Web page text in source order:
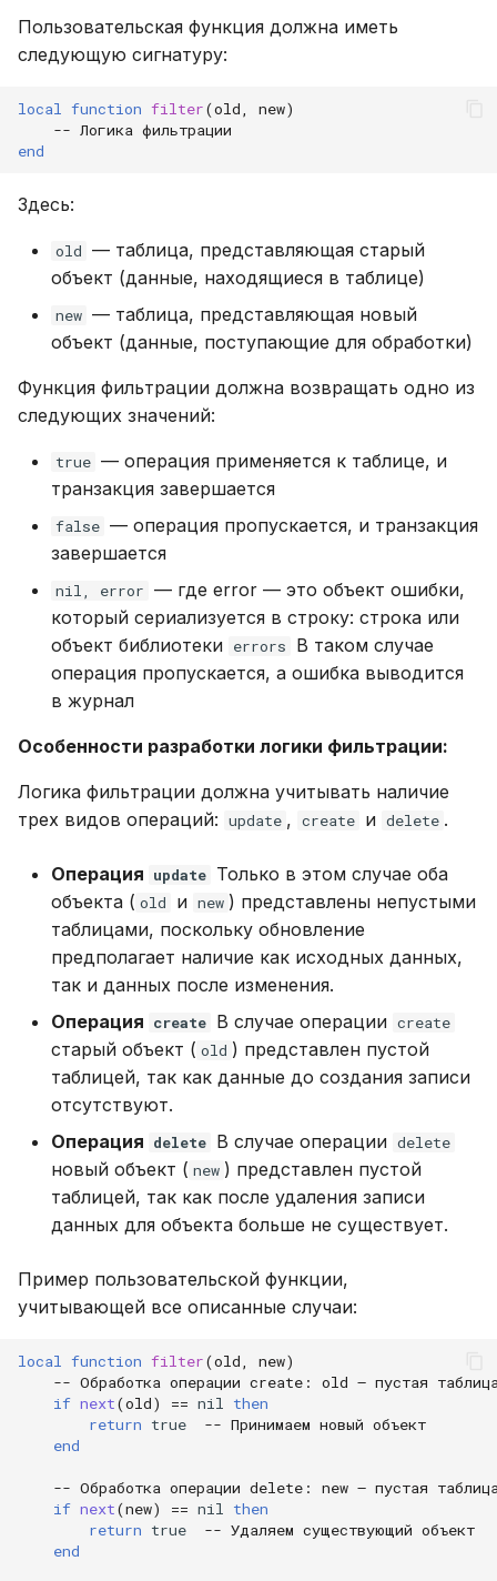
Пользовательская функция должна иметь
следующую сигнатуру:
local function filter(old, new)
-- Логика фильтрации
end
Здесь:
old — таблица, представляющая старый
объект (данные, находящиеся в таблице)
new — таблица, представляющая новый
объект (данные, поступающие для обработки)
Функция фильтрации должна возвращать одно из
следующих значений:
true — операция применяется к таблице, и
транзакция завершается
false — операция пропускается, и транзакция
завершается
nil, error — где error — это объект ошибки,
который сериализуется в строку: строка или
объект библиотеки errors
В таком случае
операция пропускается, а ошибка выводится
в журнал
Особенности разработки логики фильтрации:
Логика фильтрации должна учитывать наличие
трех видов операций: update , create и delete .
Операция update Только в этом случае оба
объекта ( old и new ) представлены непустыми
таблицами, поскольку обновление
предполагает наличие как исходных данных,
так и данных после изменения.
Операция create В случае операции create
старый объект ( old ) представлен пустой
таблицей, так как данные до создания записи
отсутствуют.
Операция delete В случае операции delete
новый объект ( new ) представлен пустой
таблицей, так как после удаления записи
данных для объекта больше не существует.
Пример пользовательской функции,
учитывающей все описанные случаи:
local function filter(old, new)
-- Обработка операции create: old — пустая
if next(old) == nil then
return true
-- Принимаем новый объект
end
-- Обработка операции delete: new — пустая
if next(new) == nil then
return true
-- Удаляем существующий объект
end